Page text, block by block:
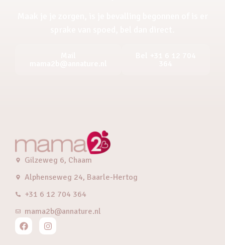
Gilzeweg 6, Chaam
Alphenseweg 24, Baarle-Hertog
+31 6 12 704 364
mama2b@annature.nl